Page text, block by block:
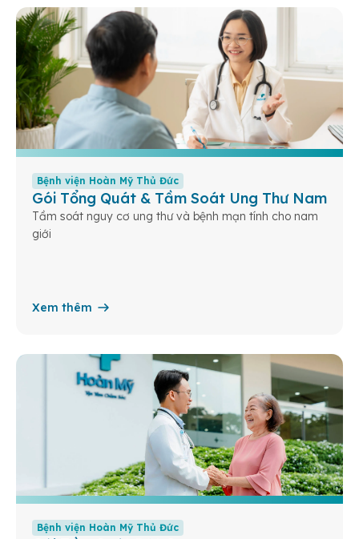
Bệnh viện Hoàn Mỹ Thủ Đức
Gói Tổng Quát & Tầm Soát Ung Thư Nam
Tầm soát nguy cơ ung thư và bệnh mạn tính cho nam
giới
Xem thêm
Bệnh viện Hoàn Mỹ Thủ Đức